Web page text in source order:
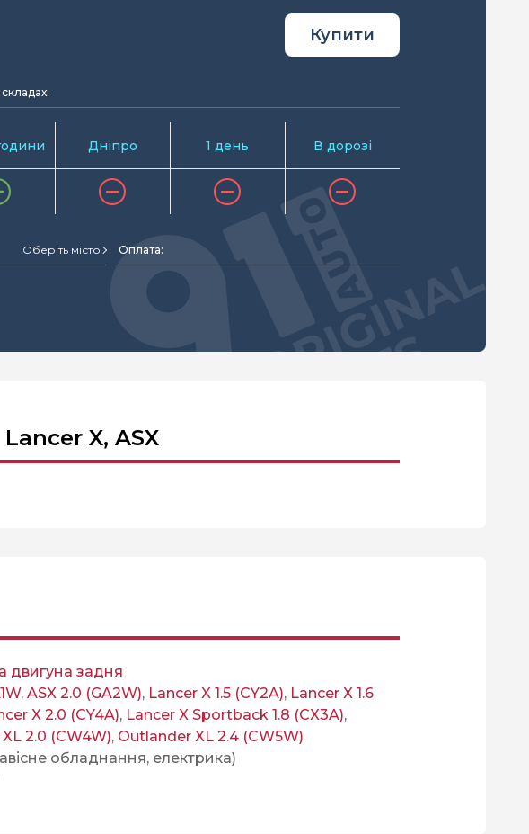
Купити
Дніпро 1 день В дорозі
Оберіть місто Оплата:
X, ASX
двигуна задня
, ASX 2.0 (GA2W), Lancer X 1.5 (CY2A), Lancer X 1.6
X 2.0 (CY4A), Lancer X Sportback 1.8 (CX3A),
2.0 (CW4W), Outlander XL 2.4 (CW5W)
обладнання, електрика)